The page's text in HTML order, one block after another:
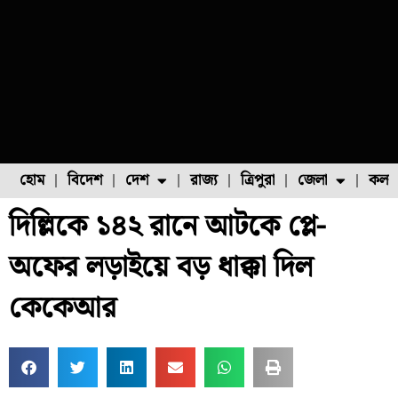
হোম বিদেশ দেশ
ফুল চাষ ফল চাষ মাছ চাষ
রাজ্য ত্রিপুরা জেলা
উত্তর ২৪ পরগনা
দিল্লিকে ১৪২ রানে আটকে প্লে-
অফের লড়াইয়ে বড় ধাক্কা দিল
কেকেআর